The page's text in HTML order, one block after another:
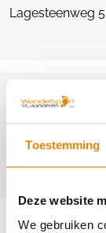
Toestemming
Deze website
We gebruiken
Lagesteenweg
Website
http://